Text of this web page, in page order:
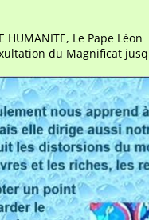
HUMANITE, Le Pape
du Magnificat